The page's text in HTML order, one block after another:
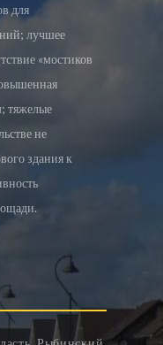
для
лучшее
«мостиков
тяжелые
не
здания к